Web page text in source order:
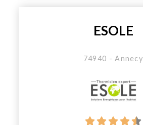
ESOLE
74940 - Annecy